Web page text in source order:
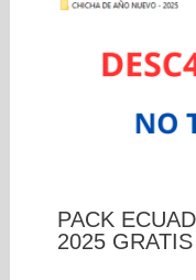
PACK
2025 GRATIS